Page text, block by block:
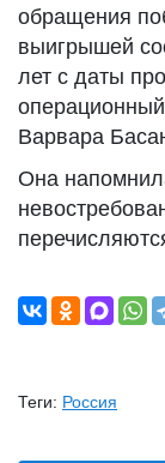
обращения
выигрышей
лет с даты
Варвара
Она
Теги: Россия